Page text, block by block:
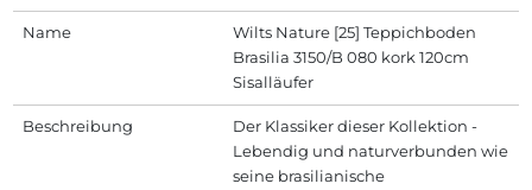
Name
Wilts Nature [25] Teppichboden
Brasilia 3150/B 080 kork 120cm
Sisalläufer
Beschreibung
Der Klassiker dieser Kollektion -
Lebendig und naturverbunden wie
seine brasilianische